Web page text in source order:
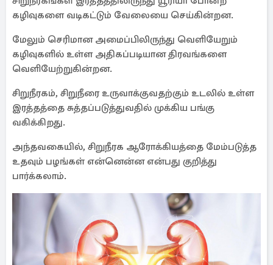
கழிவுகளை வடிகட்டும் வேலையை செய்கின்றன.
மேலும் செரிமான அமைப்பிலிருந்து வெளியேறும்
கழிவுகளில் உள்ள அதிகப்படியான திரவங்களை
வெளியேற்றுகின்றன.
சிறுநீரகம், சிறுநீரை உருவாக்குவதற்கும் உடலில் உள்ள
இரத்தத்தை சுத்தப்படுத்துவதில் முக்கிய பங்கு
வகிக்கிறது.
அந்தவகையில், சிறுநீரக ஆரோக்கியத்தை மேம்படுத்த
உதவும் பழங்கள் என்னென்ன என்பது குறித்து
பார்க்கலாம்.